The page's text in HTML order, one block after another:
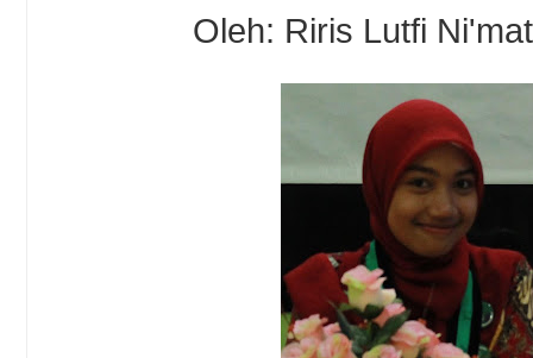
Oleh: Riris Lutfi